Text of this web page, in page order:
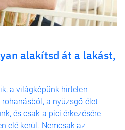
alakítsd át a lakást,
a világképünk hirtelen
a nyüzsgő élet
és csak a pici érkezésére
elé kerül. Nemcsak az